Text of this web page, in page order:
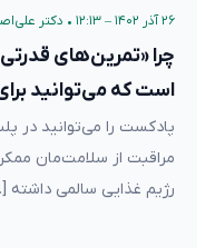
۲۶ آذر ۱۴۰۲ – ۱۲:۱۳ • دکتر
چرا «تمرین‌های
است که می‌توانید
پادکست را می‌توانید در
مراقبت از سلامت‌مان
رژیم غذایی سالمی داشته